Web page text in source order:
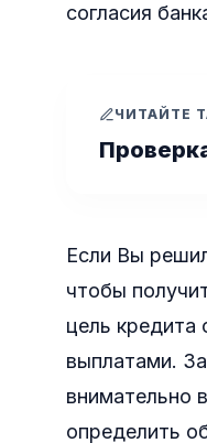
согласия
ЧИТАЙТЕ
Если Вы
чтобы
цель кредита
выплатами.
внимательно
определить